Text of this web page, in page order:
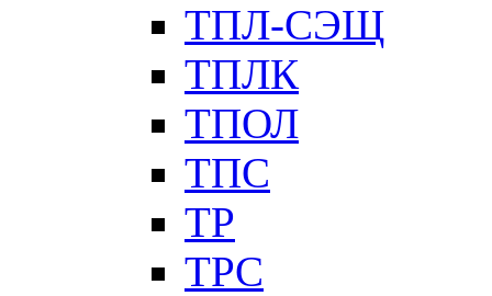
ТПЛ-СЭЩ
ТПЛК
ТПОЛ
ТПС
ТР
ТРС